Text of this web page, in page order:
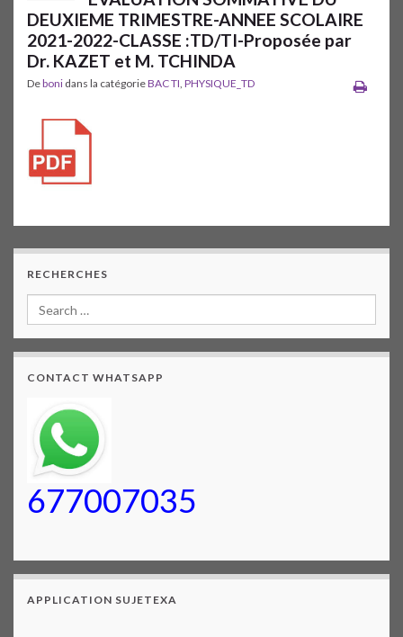
DEUXIEME TRIMESTRE-ANNEE SCOLAIRE
2021-2022-CLASSE :TD/TI-Proposée par
Dr. KAZET et M. TCHINDA
Deboni dans la catégorieBAC TI, PHYSIQUE_TD
RECHERCHES
CONTACT WHATSAPP
677007035
APPLICATION SUJETEXA